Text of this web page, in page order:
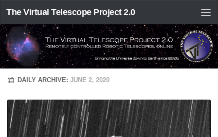
The Virtual Telescope Project 2.0
DAILY ARCHIVE:JUNE 2, 2020